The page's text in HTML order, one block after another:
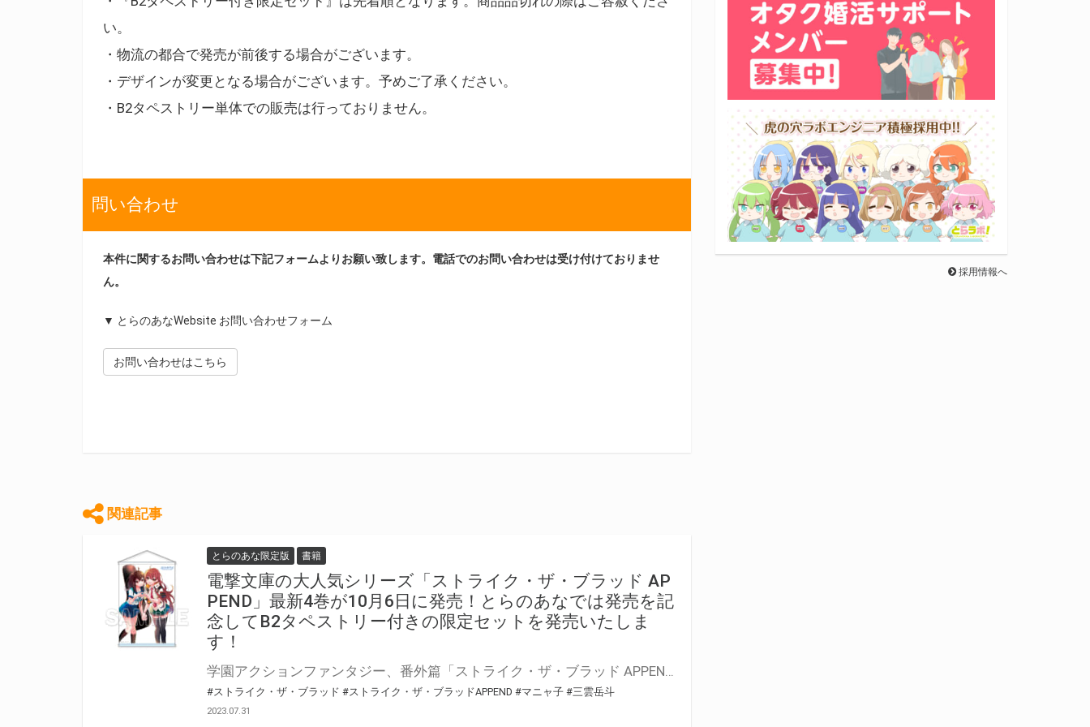
い。
・物流の都合で発売が前後する場合がございます。
・デザインが変更となる場合がございます。予めご了承ください。
・B2タペストリー単体での販売は行っておりません。
問い合わせ
本件に関するお問い合わせは下記フォームよりお願い致します。電話でのお問い合わせは受け付けておりませ
ん。
▼ とらのあなWebsite お問い合わせフォーム
お問い合わせはこちら
関連記事
とらのあな限定版 書籍
電撃文庫の大人気シリーズ「ストライク・ザ・ブラッド AP
PEND」最新4巻が10月6日に発売！とらのあなでは発売を記
念してB2タペストリー付きの限定セットを発売いたしま
す！
学園アクションファンタジー、番外篇「ストライク・ザ・ブラッド APPEND4」が10月6日(金)に発売！ とらのあなでは発売を記念して「B2タペストリー付き限定セット」を発売いたします。 是非この機会にお買い求めください！
#ストライク・ザ・ブラッド #ストライク・ザ・ブラッドAPPEND #マニャ子 #三雲岳斗
2023.07.31
採用情報へ